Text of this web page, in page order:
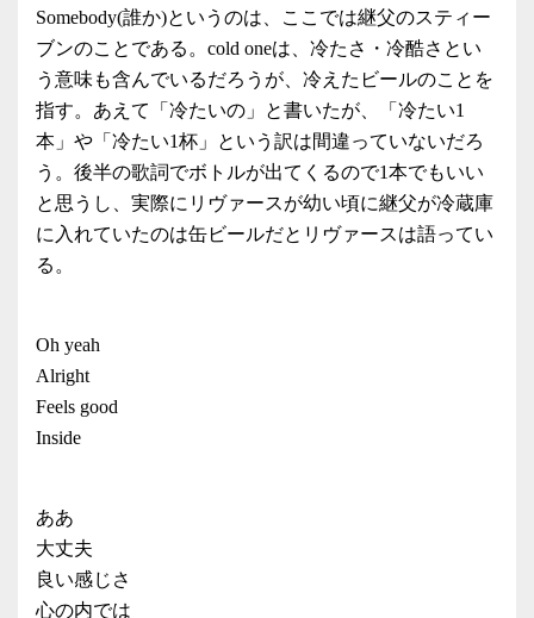
Somebody(誰か)というのは、ここでは継父のスティー
ブンのことである。cold oneは、冷たさ・冷酷さとい
う意味も含んでいるだろうが、冷えたビールのことを
指す。あえて「冷たいの」と書いたが、「冷たい1
本」や「冷たい1杯」という訳は間違っていないだろ
う。後半の歌詞でボトルが出てくるので1本でもいい
と思うし、実際にリヴァースが幼い頃に継父が冷蔵庫
に入れていたのは缶ビールだとリヴァースは語ってい
る。
Oh yeah
Alright
Feels good
Inside
ああ
大丈夫
良い感じさ
心の内では